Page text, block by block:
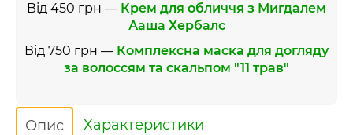
Від 450 грн — Крем для обличчя з Мигдалем
Ааша Хербалс
Від 750 грн — Комплексна маска для догляду
за волоссям та скальпом "11 трав"
Опис Характеристики